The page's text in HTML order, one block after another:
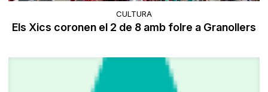
CULTURA
Els Xics coronen el 2 de 8 amb folre a Granollers